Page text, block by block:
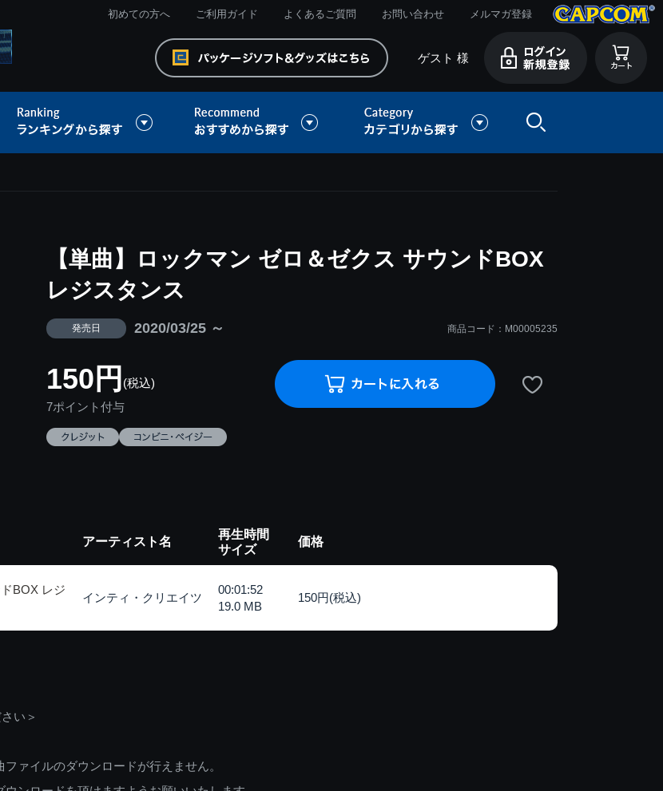
初めての方へ ご利用ガイド よくあるご質問 お問い合わせ メルマガ登録
ゲスト 様
【単曲】ロックマン ゼロ＆ゼクス サウンドBOX
レジスタンス
発売日 2020/03/25 ～ 商品コード：M00005235
150円 (税込)
7ポイント付与
アーティスト名
再生時間
サイズ
価格
BOX レジ
インティ・クリエイツ
00:01:52
19.0 MB
150円(税込)
い＞
ァイルのダウンロードが行えません。